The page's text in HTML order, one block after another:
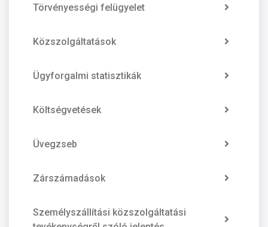
Törvényességi felügyelet
Közszolgáltatások
Ügyforgalmi statisztikák
Költségvetések
Üvegzseb
Zárszámadások
Személyszállítási közszolgáltatási